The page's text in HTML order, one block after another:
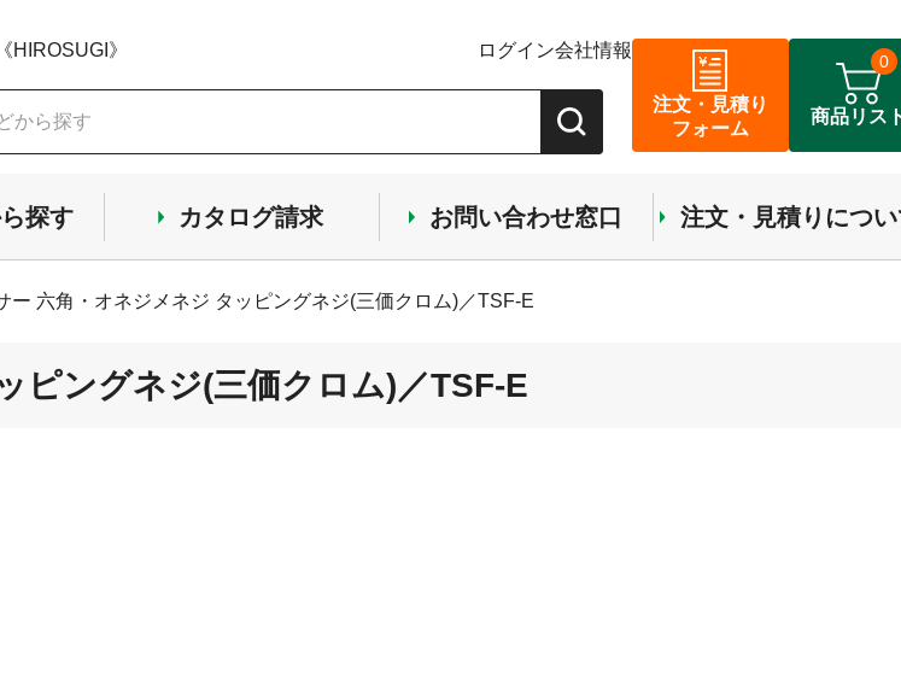
》 ログイン会社情報
注文・見積り
フォーム
商品リス
0
探す カタログ請求 お問い合わせ窓口 注文・見積りにつ
ー 六角・オネジメネジ タッピングネジ(三価クロム)／TSF-E
ピングネジ(三価クロム)／TSF-E